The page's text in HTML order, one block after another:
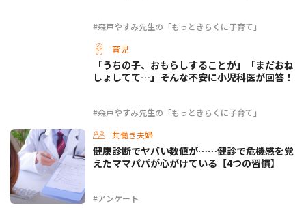
#森戸やすみ先生の「もっときらくに子育て」
育児
#森戸やすみ先生の「もっときらくに子育て」
「うちの子、おもらしすることが」「まだおね
しょしてて…」そんな不安に小児科医が回答！
共働き夫婦
#アンケート
健康診断でヤバい数値が……健診で危機感を覚
えたママパパが心がけている【4つの習慣】